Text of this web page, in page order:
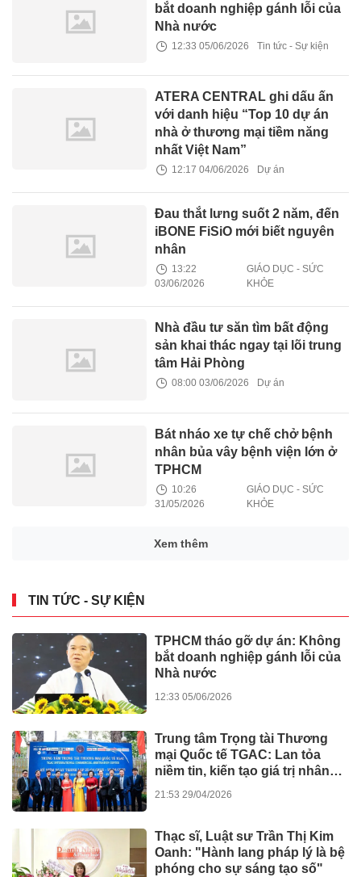
bắt doanh nghiệp gánh lỗi của
Nhà nước
12:33 05/06/2026 Tin tức - Sự kiện
ATERA CENTRAL ghi dấu ấn
với danh hiệu “Top 10 dự án
nhà ở thương mại tiềm năng
nhất Việt Nam”
12:17 04/06/2026 Dự án
Đau thắt lưng suốt 2 năm, đến
iBONE FiSiO mới biết nguyên
nhân
13:22
03/06/2026
GIÁO DỤC - SỨC
KHỎE
Nhà đầu tư săn tìm bất động
sản khai thác ngay tại lõi trung
tâm Hải Phòng
08:00 03/06/2026 Dự án
Bát nháo xe tự chế chở bệnh
nhân bủa vây bệnh viện lớn ở
TPHCM
10:26
31/05/2026
GIÁO DỤC - SỨC
KHỎE
Xem thêm
TIN TỨC - SỰ KIỆN
TPHCM tháo gỡ dự án: Không
bắt doanh nghiệp gánh lỗi của
Nhà nước
12:33 05/06/2026
Trung tâm Trọng tài Thương
mại Quốc tế TGAC: Lan tỏa
niềm tin, kiến tạo giá trị nhân
21:53 29/04/2026
Thạc sĩ, Luật sư Trần Thị Kim
Oanh: "Hành lang pháp lý là bệ
phóng cho sự sáng tạo số"